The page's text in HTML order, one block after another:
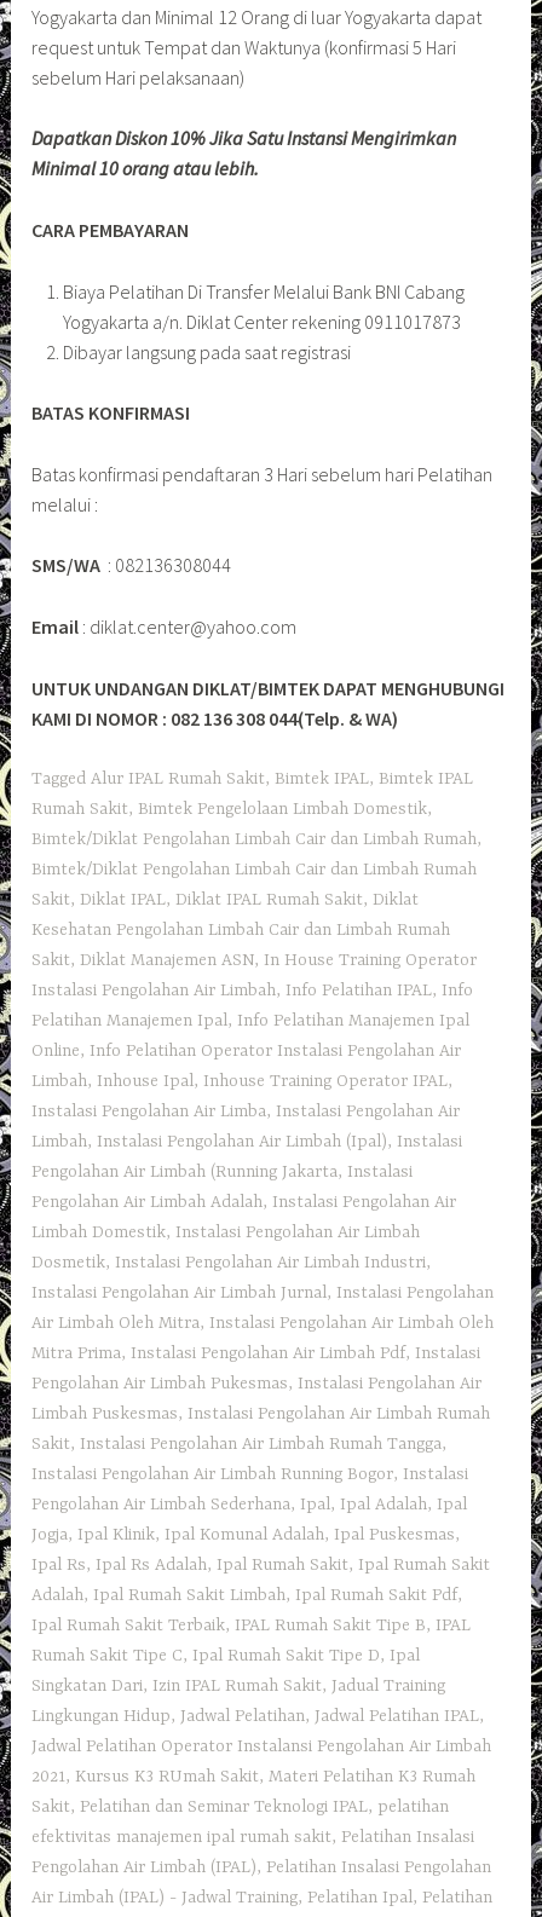
Yogyakarta dan Minimal 12 Orang di luar Yogyakarta dapat
request untuk Tempat dan Waktunya (konfirmasi 5 Hari
sebelum Hari pelaksanaan)
Dapatkan Diskon 10% Jika Satu Instansi Mengirimkan
Minimal 10 orang atau lebih.
CARA PEMBAYARAN
Biaya Pelatihan Di Transfer Melalui Bank BNI Cabang
Yogyakarta a/n. Diklat Center rekening 0911017873
Dibayar langsung pada saat registrasi
BATAS KONFIRMASI
Batas konfirmasi pendaftaran 3 Hari sebelum hari Pelatihan
melalui :
SMS/WA : 082136308044
Email : diklat.center@yahoo.com
UNTUK UNDANGAN DIKLAT/BIMTEK DAPAT MENGHUBUNGI
KAMI DI NOMOR : 082 136 308 044(Telp. & WA)
TaggedAlur IPAL Rumah Sakit, Bimtek IPAL, Bimtek IPAL
Rumah Sakit, Bimtek Pengelolaan Limbah Domestik,
Bimtek/Diklat Pengolahan Limbah Cair dan Limbah Rumah,
Bimtek/Diklat Pengolahan Limbah Cair dan Limbah Rumah
Sakit,Diklat IPAL,Diklat IPAL Rumah Sakit,Diklat
Kesehatan Pengolahan Limbah Cair dan Limbah Rumah
Sakit,Diklat Manajemen ASN, In House Training Operator
Instalasi Pengolahan Air Limbah, Info Pelatihan IPAL, Info
Pelatihan Manajemen Ipal, Info Pelatihan Manajemen Ipal
Online, Info Pelatihan Operator Instalasi Pengolahan Air
Limbah, Inhouse Ipal, Inhouse Training Operator IPAL,
Instalasi Pengolahan Air Limba, Instalasi Pengolahan Air
Limbah, Instalasi Pengolahan Air Limbah (Ipal), Instalasi
Pengolahan Air Limbah (Running Jakarta, Instalasi
Pengolahan Air Limbah Adalah, Instalasi Pengolahan Air
Limbah Domestik, Instalasi Pengolahan Air Limbah
Dosmetik, Instalasi Pengolahan Air Limbah Industri,
Instalasi Pengolahan Air Limbah Jurnal, Instalasi Pengolahan
Air Limbah Oleh Mitra, Instalasi Pengolahan Air Limbah Oleh
Mitra Prima, Instalasi Pengolahan Air Limbah Pdf, Instalasi
Pengolahan Air Limbah Pukesmas, Instalasi Pengolahan Air
Limbah Puskesmas, Instalasi Pengolahan Air Limbah Rumah
Sakit, Instalasi Pengolahan Air Limbah Rumah Tangga,
Instalasi Pengolahan Air Limbah Running Bogor, Instalasi
Pengolahan Air Limbah Sederhana, Ipal, Ipal Adalah, Ipal
Jogja, Ipal Klinik, Ipal Komunal Adalah, Ipal Puskesmas,
Ipal Rs, Ipal Rs Adalah, Ipal Rumah Sakit, Ipal Rumah Sakit
Adalah, Ipal Rumah Sakit Limbah, Ipal Rumah Sakit Pdf,
Ipal Rumah Sakit Terbaik, IPAL Rumah Sakit Tipe B, IPAL
Rumah Sakit Tipe C, Ipal Rumah Sakit Tipe D, Ipal
Singkatan Dari, Izin IPAL Rumah Sakit, Jadual Training
Lingkungan Hidup, Jadwal Pelatihan, Jadwal Pelatihan IPAL,
Jadwal Pelatihan Operator Instalansi Pengolahan Air Limbah
2021, Kursus K3 RUmah Sakit,Materi Pelatihan K3 Rumah
Sakit, Pelatihan dan Seminar Teknologi IPAL, pelatihan
efektivitas manajemen ipal rumah sakit, Pelatihan Insalasi
Pengolahan Air Limbah (IPAL), Pelatihan Insalasi Pengolahan
Air Limbah (IPAL) - Jadwal Training, Pelatihan Ipal, Pelatihan